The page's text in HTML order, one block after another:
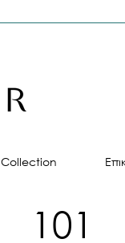
Collection
101